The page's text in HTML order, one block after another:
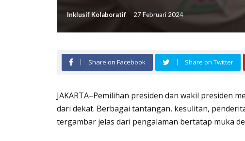
Inklusif Kolaboratif 27 Februari 2024
Share on Facebook Share on Twitter
JAKARTA–Pemilihan presiden dan wakil presiden
dari dekat. Berbagai tantangan, kesulitan,
tergambar jelas dari pengalaman bertatap muka